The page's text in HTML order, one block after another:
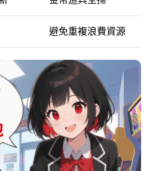
避免重複浪費資源